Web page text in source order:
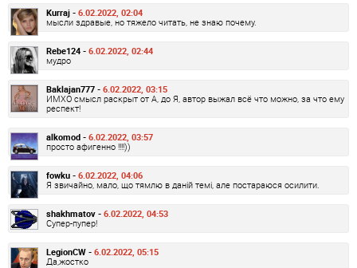
Kurraj - 6.02.2022, 02:04
мысли здравые, но тяжело читать, не знаю почему.
Rebe124 - 6.02.2022, 02:44
мудро
Baklajan777 - 6.02.2022, 03:15
ИМХО смысл раскрыт от А, до Я, автор выжал всё что можно, за что ему
респект!
alkomod - 6.02.2022, 03:57
просто афигенно !!!!))
fowku - 6.02.2022, 04:06
Я звичайно, мало, що тямлю в даній темі, але постараюся осилити.
shakhmatov - 6.02.2022, 04:53
Супер-пупер!
LegionCW - 6.02.2022, 05:15
Да,жостко